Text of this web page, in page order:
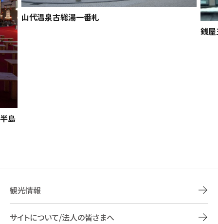
島
山代温泉古総湯一番札
銭
観光情報
サイトについて/法人の皆さまへ